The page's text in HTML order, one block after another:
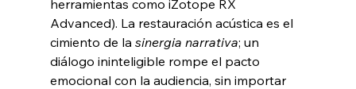
herramientas como iZotope RX
Advanced). La restauración acústica es el
cimiento de la sinergia narrativa; un
diálogo ininteligible rompe el pacto
emocional con la audiencia, sin importar